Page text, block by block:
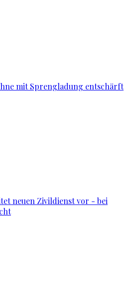
mit Sprengladung entschärft
neuen Zivildienst vor - bei